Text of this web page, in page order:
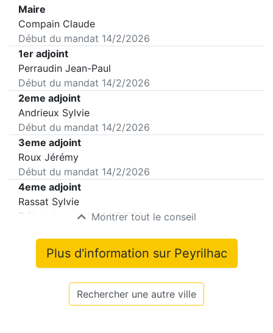
Maire
Compain Claude
Début du mandat 14/2/2026
1er adjoint
Perraudin Jean-Paul
Début du mandat 14/2/2026
2eme adjoint
Andrieux Sylvie
Début du mandat 14/2/2026
3eme adjoint
Roux Jérémy
Début du mandat 14/2/2026
4eme adjoint
Rassat Sylvie
Début du mandat14/2/2026
Montrer tout le conseil
Plus d'information sur Peyrilhac
Rechercher une autre ville